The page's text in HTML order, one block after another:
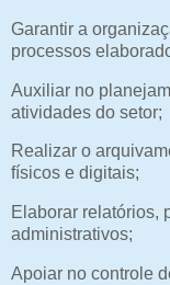
Garantir a
processos
Auxiliar no
atividades do setor;
Realizar o
físicos e digitais;
Elaborar relatórios,
administrativos;
Apoiar no controle